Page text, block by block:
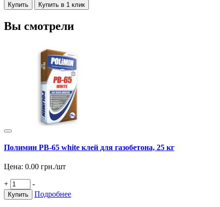
Купить Купить в 1 клик
Вы смотрели
Полимин PB-65 white клей для газобетона, 25 кг
Цена: 0.00 грн./шт
+ -
Купить Подробнее